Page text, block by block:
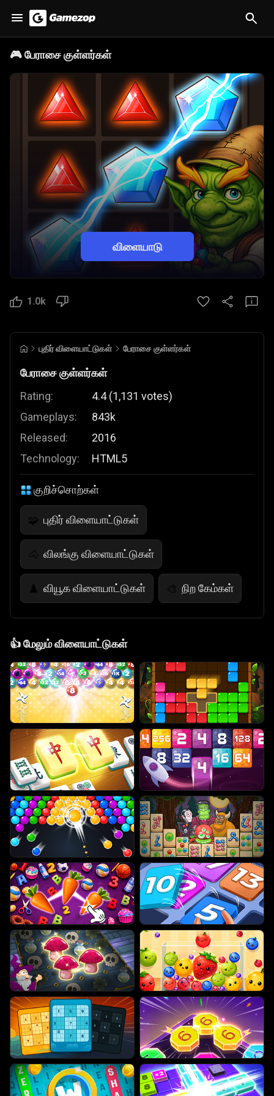
🎮பேராசை குள்ளர்கள்
விளையாடு
1.0k
புதிர் விளையாட்டுகள் பேராசை குள்ளர்கள்
பேராசை குள்ளர்கள்
Rating:
Gameplays:
Released:
Technology:
4.4 (1,131 votes)
843k
2016
HTML5
குறிச்சொற்கள்
🧩 புதிர் விளையாட்டுகள்
🐴 விலங்கு விளையாட்டுகள்
♟️ வியூக விளையாட்டுகள் 🎨 நிற கேம்கள்
👍மேலும் விளையாட்டுகள்